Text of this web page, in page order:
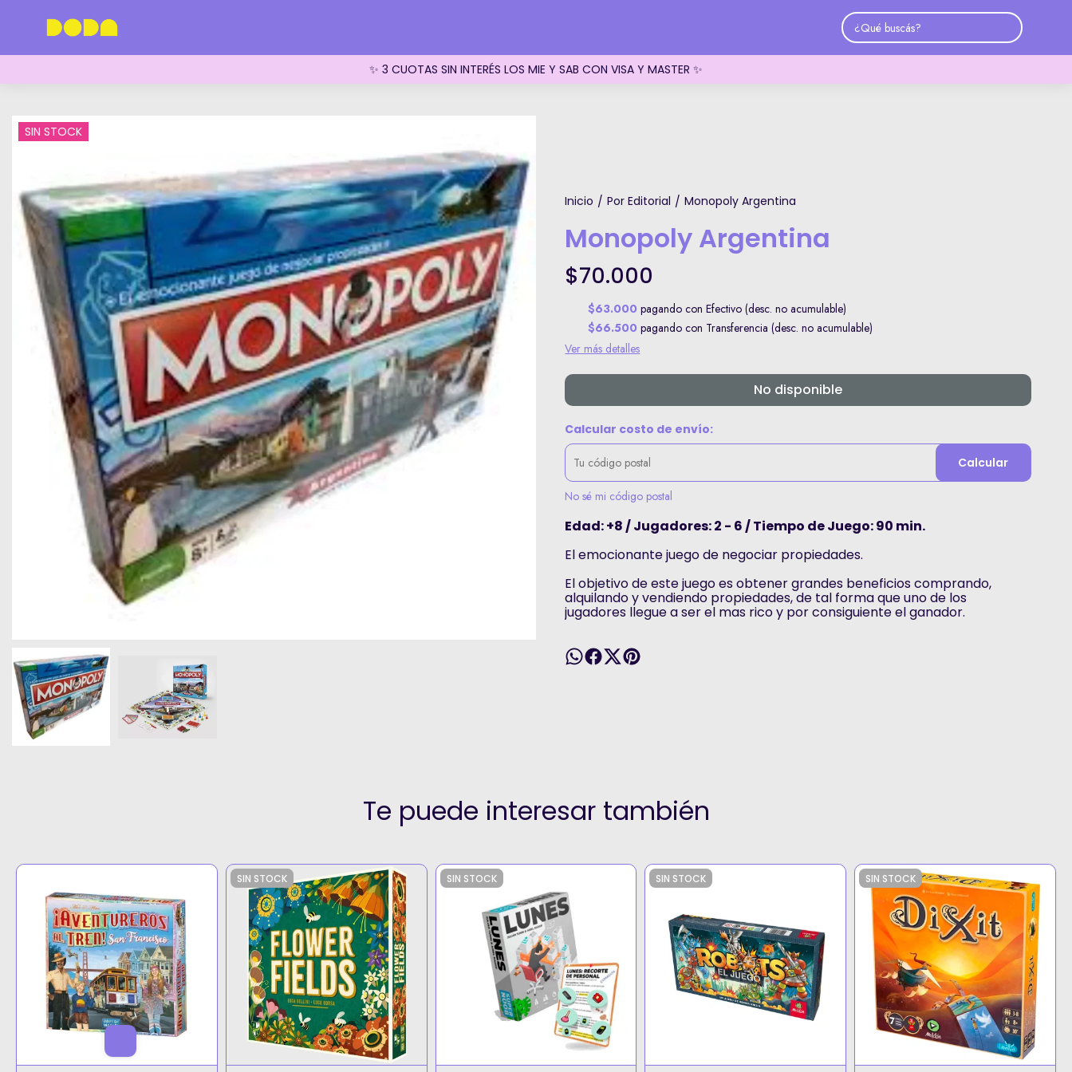
✨ 3 CUOTAS SIN INTERÉS LOS MIE Y SAB CON VISA Y MASTER ✨
SIN STOCK
Inicio / Por Editorial / Monopoly Argentina
Monopoly Argentina
$70.000
$63.000 pagando con Efectivo (desc. no acumulable)
$66.500 pagando con Transferencia (desc. no acumulable)
Ver más detalles
No disponible
Calcular costo de envío:
Calcular
No sé mi código postal
Edad: +8 / Jugadores: 2 - 6 / Tiempo de Juego: 90 min.
El emocionante juego de negociar propiedades.
El objetivo de este juego es obtener grandes beneficios comprando,
alquilando y vendiendo propiedades, de tal forma que uno de los
jugadores llegue a ser el mas rico y por consiguiente el ganador.
Te puede interesar también
SIN STOCK SIN STOCK SIN STOCK SIN STOCK